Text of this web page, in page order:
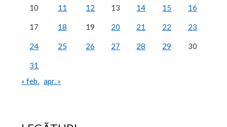
10 11 12 13 14 15 16
17 18 19 20 21 22 23
24 25 26 27 28 29 30
31
« feb. apr. »